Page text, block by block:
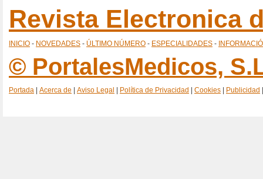
Revista Electronica
INICIO - NOVEDADES - ÚLTIMO NÚMERO - ESPECIALIDADES -
© PortalesMedicos,
Portada Acerca de Aviso Legal Política de Privacidad Cookies Publicidad